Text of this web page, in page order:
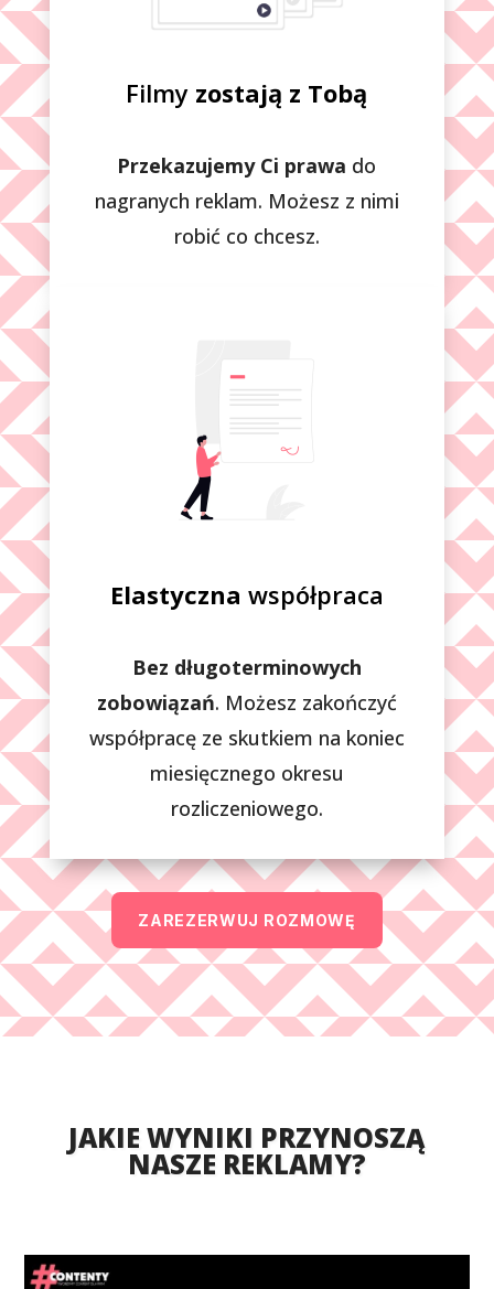
Filmy zostają z Tobą
Przekazujemy Ci prawa do
nagranych reklam. Możesz z nimi
robić co chcesz.
Elastyczna współpraca
Bez długoterminowych
zobowiązań. Możesz zakończyć
współpracę ze skutkiem na koniec
miesięcznego okresu
rozliczeniowego.
ZAREZERWUJ ROZMOWĘ
JAKIE WYNIKI PRZYNOSZĄ
NASZE REKLAMY?